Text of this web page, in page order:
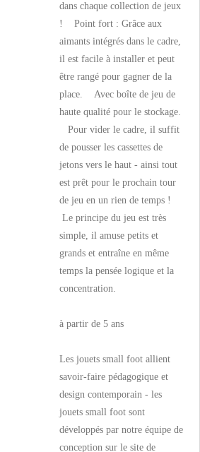
dans chaque collection de jeux
! Point fort : Grâce aux
aimants intégrés dans le cadre,
il est facile à installer et peut
être rangé pour gagner de la
place. Avec boîte de jeu de
haute qualité pour le stockage.
Pour vider le cadre, il suffit
de pousser les cassettes de
jetons vers le haut - ainsi tout
est prêt pour le prochain tour
de jeu en un rien de temps !
Le principe du jeu est très
simple, il amuse petits et
grands et entraîne en même
temps la pensée logique et la
concentration.
à partir de 5 ans
Les jouets small foot allient
savoir-faire pédagogique et
design contemporain - les
jouets small foot sont
développés par notre équipe de
conception sur le site de